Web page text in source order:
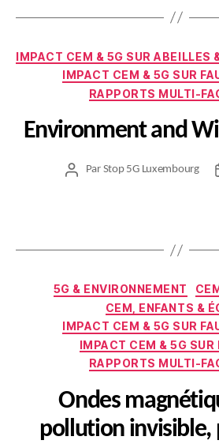
IMPACT CEM & 5G SUR ABEILLES
IMPACT CEM & 5G SUR
RAPPORTS MULTI-
Environment and
Auteur
Par Stop 5G Luxembourg
5G & ENVIRONNEMENT
CEM, ENFANTS &
IMPACT CEM & 5G SUR
IMPACT CEM & 5G SUR
RAPPORTS MULTI-
Ondes
pollution invisible,